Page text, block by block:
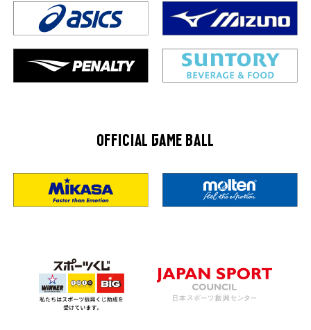
OFFICIAL GAME BALL